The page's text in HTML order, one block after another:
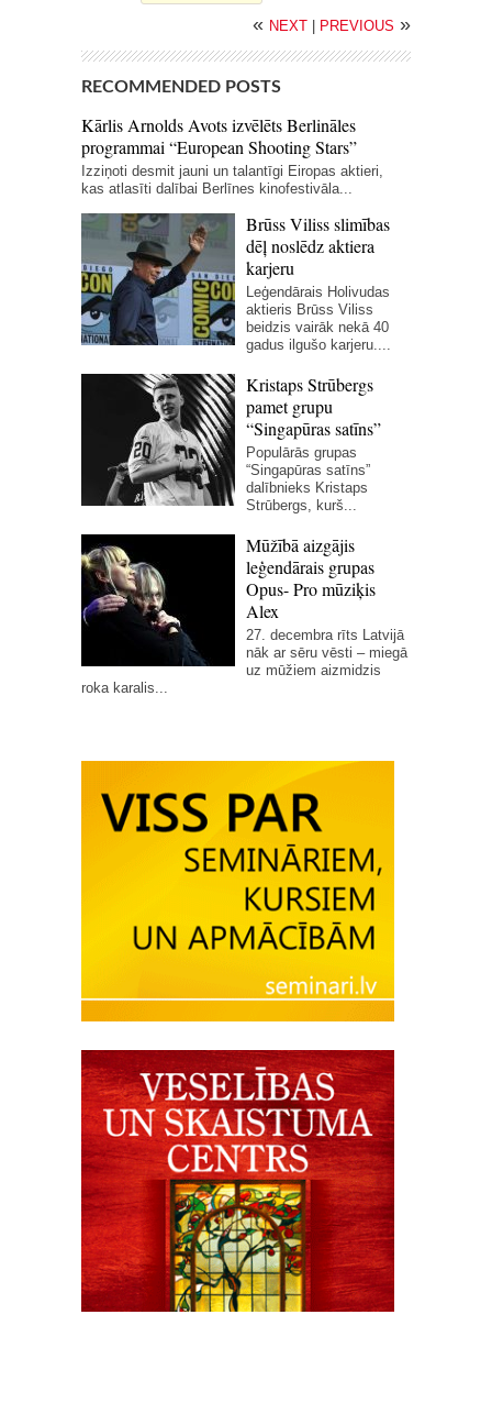
« NEXT | PREVIOUS »
RECOMMENDED POSTS
Kārlis Arnolds Avots izvēlēts Berlināles
programmai “European Shooting Stars”
Izziņoti desmit jauni un talantīgi Eiropas aktieri,
kas atlasīti dalībai Berlīnes kinofestivāla...
Brūss Viliss slimības
dēļ noslēdz aktiera
karjeru
Leģendārais Holivudas
aktieris Brūss Viliss
beidzis vairāk nekā 40
gadus ilgušo karjeru....
Kristaps Strūbergs
pamet grupu
“Singapūras satīns”
Populārās grupas
“Singapūras satīns”
dalībnieks Kristaps
Strūbergs, kurš...
Mūžībā aizgājis
leģendārais grupas
Opus- Pro mūziķis
Alex
27. decembra rīts Latvijā
nāk ar sēru vēsti – miegā
uz mūžiem aizmidzis
roka karalis...